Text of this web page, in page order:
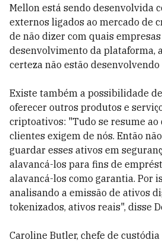
Mellon está sendo desenvolvida
externos ligados ao mercado de
de não dizer com quais
desenvolvimento da plataforma,
certeza não estão desenvolvendo
Existe também a possibilidade
oferecer outros produtos e
criptoativos: "Tudo se resume ao
clientes exigem de nós. Então
guardar esses ativos em
alavancá-los para fins de
alavancá-los como garantia. Por
analisando a emissão de ativos
tokenizados, ativos reais", disse
Caroline Butler, chefe de custódia